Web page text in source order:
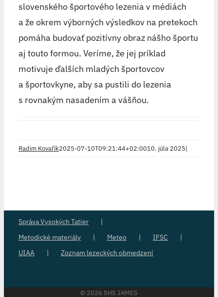
slovenského športového lezenia v médiách
a že okrem výborných výsledkov na pretekoch
pomáha budovať pozitívny obraz nášho športu
aj touto formou. Veríme, že jej príklad
motivuje ďalších mladých športovcov
a športovkyne, aby sa pustili do lezenia
s rovnakým nasadením a vášňou.
Radim Kovařík2025-07-10T09:21:44+02:0010. júla 2025|
Správa Vysokých Tatier
Metodické materiály
Meteo
IFSC
UIAA
Zoznam lezeckých obmedzení
© 2026 SHS JAMES